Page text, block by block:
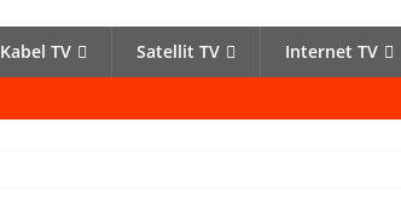
Kabel TV Satellit TV Internet TV